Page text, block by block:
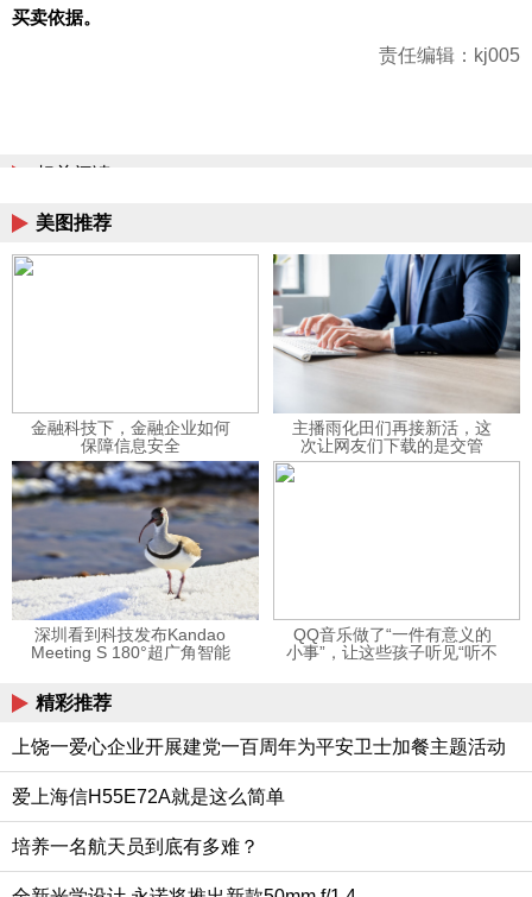
买卖依据。
责任编辑：kj005
相关阅读
美图推荐
金融科技下，金融企业如何
保障信息安全
主播雨化田们再接新活，这
次让网友们下载的是交管
12123APP
深圳看到科技发布Kandao
Meeting S 180°超广角智能
QQ音乐做了“一件有意义的
小事”，让这些孩子听见“听不
精彩推荐
上饶一爱心企业开展建党一百周年为平安卫士加餐主题活动
爱上海信H55E72A就是这么简单
培养一名航天员到底有多难？